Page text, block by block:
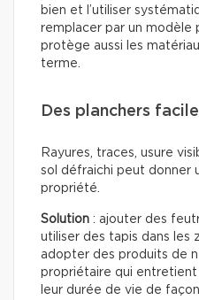
bien et l’utiliser
remplacer par un modèle
protège aussi les
terme.
Des planchers
Rayures, traces, usure
sol défraichi peut donner
propriété.
Solution : ajouter des
utiliser des tapis dans les
adopter des produits de
propriétaire qui entretient
leur durée de vie de